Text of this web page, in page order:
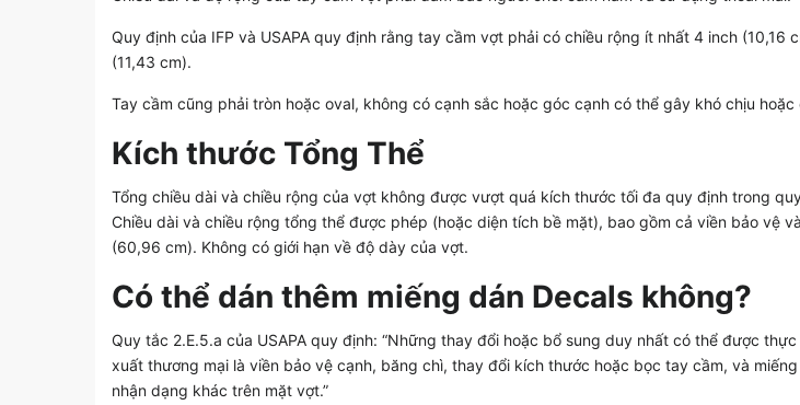
Quy định của IFP và USAPA quy định rằng tay cầm vợt phải có chiều rộng ít nhất 4 inch (10,16
(11,43 cm).
Tay cầm cũng phải tròn hoặc oval, không có cạnh sắc hoặc góc cạnh có thể gây khó chịu
Kích thước Tổng Thể
Tổng chiều dài và chiều rộng của vợt không được vượt quá kích thước tối đa quy định trong
Chiều dài và chiều rộng tổng thể được phép (hoặc diện tích bề mặt), bao gồm cả viền bảo vệ
(60,96 cm). Không có giới hạn về độ dày của vợt.
Có thể dán thêm miếng dán Decals không?
Quy tắc 2.E.5.a của USAPA quy định: “Những thay đổi hoặc bổ sung duy nhất có thể được
xuất thương mại là viền bảo vệ cạnh, băng chì, thay đổi kích thước hoặc bọc tay cầm, và
nhận dạng khác trên mặt vợt.”